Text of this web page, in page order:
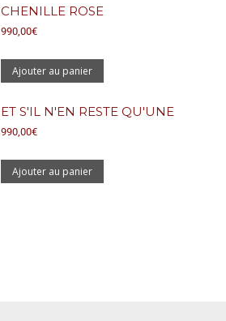
CHENILLE ROSE
990,00€
Ajouter au panier
ET S'IL N'EN RESTE QU'UNE
990,00€
Ajouter au panier